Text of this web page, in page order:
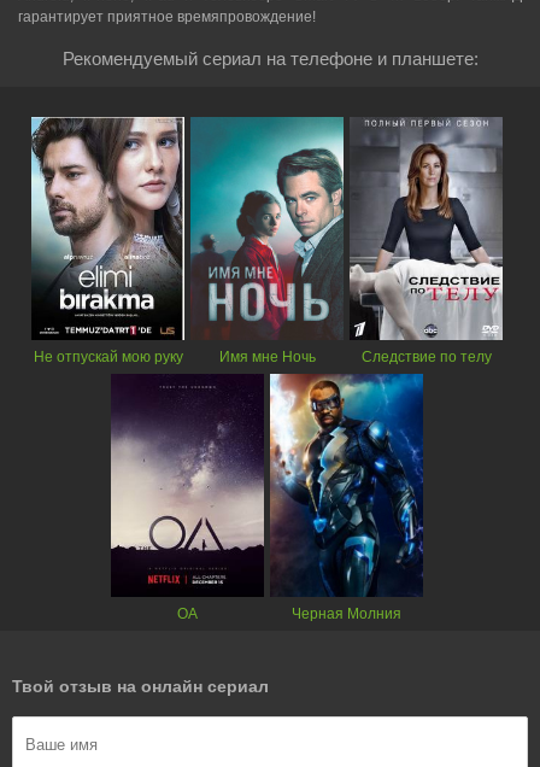
гарантирует приятное времяпровождение!
Рекомендуемый сериал на телефоне и планшете:
Не отпускай мою руку Имя мне Ночь Следствие по телу
ОА Черная Молния
Твой отзыв на онлайн сериал